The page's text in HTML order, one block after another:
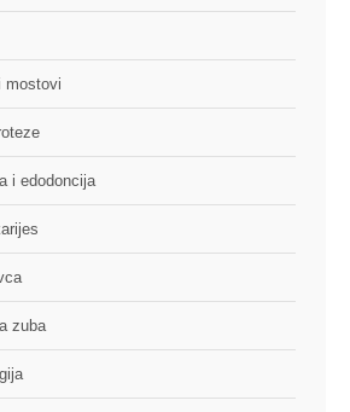
mostovi
i edodoncija
zuba